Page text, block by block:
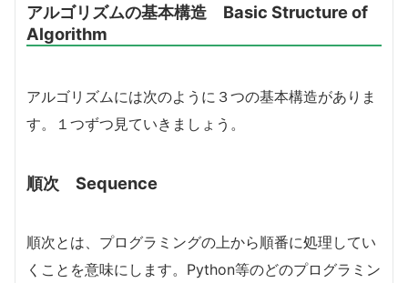
アルゴリズムの基本構造 Basic Structure of
Algorithm
アルゴリズムには次のように３つの基本構造がありま
す。１つずつ見ていきましょう。
順次 Sequence
順次とは、プログラミングの上から順番に処理してい
くことを意味にします。Python等のどのプログラミン